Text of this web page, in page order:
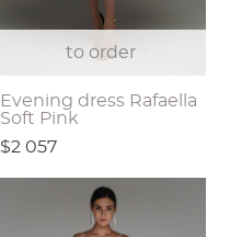
to order
Evening dress Rafaella
Soft Pink
$2 057